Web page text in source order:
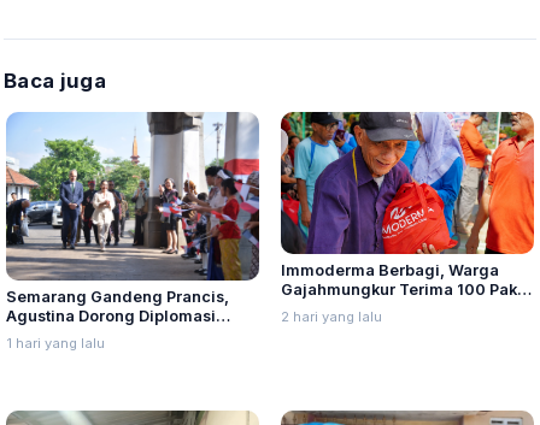
Baca juga
Semarang Gandeng Prancis,
Agustina Dorong Diplomasi
Budaya ke Kancah Global
1 hari yang lalu
Immoderma Berbagi, Warga
Gajahmungkur Terima 100 Paket
Sembako
2 hari yang lalu